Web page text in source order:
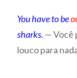
You have to be
sharks. — Você
louco para